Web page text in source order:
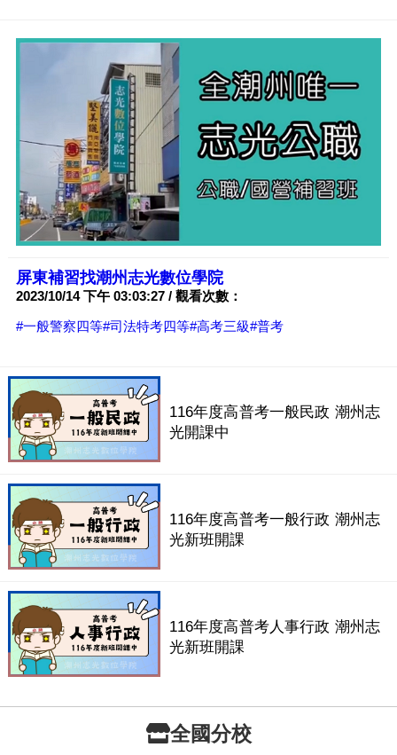
屏東補習找潮州志光數位學院
2023/10/14 下午 03:03:27 / 觀看次數：
#一般警察四等#司法特考四等#高考三級#普考
116年度高普考一般民政 潮州志
光開課中
116年度高普考一般行政 潮州志
光新班開課
116年度高普考人事行政 潮州志
光新班開課
全國分校